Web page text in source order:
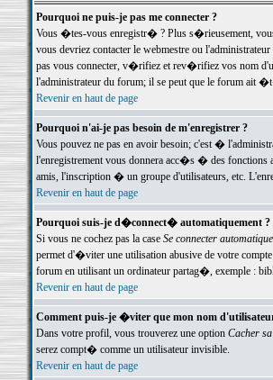
Pourquoi ne puis-je pas me connecter ?
Vous �tes-vous enregistr� ? Plus s�rieusement,
vous devriez contacter le webmestre ou
pas vous connecter, v�rifiez et rev�rifiez vos nom
l'administrateur du forum; il se peut que le forum ait
Revenir en haut de page
Pourquoi n'ai-je pas besoin de m'enregistrer ?
Vous pouvez ne pas en avoir besoin; c'est �
l'enregistrement vous donnera acc�s � des
amis, l'inscription � un groupe d'utilisateurs, etc.
Revenir en haut de page
Pourquoi suis-je d�connect� automatiquement ?
Si vous ne cochez pas la case Se connecter
permet d'�viter une utilisation abusive de votre
forum en utilisant un ordinateur partag�, exemple :
Revenir en haut de page
Comment puis-je �viter que mon nom
Dans votre profil, vous trouverez une option Cacher
serez compt� comme un utilisateur invisible.
Revenir en haut de page